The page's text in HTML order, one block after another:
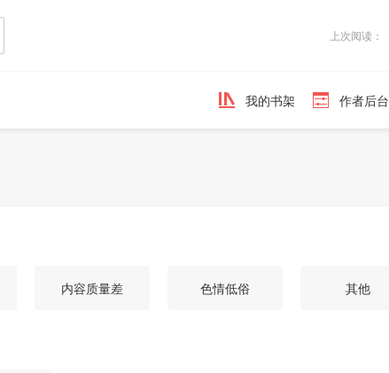
上次阅读：
我的书架 作者后台
内容质量差 色情低俗 其他